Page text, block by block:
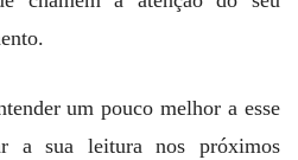
um pouco melhor a esse
a sua leitura nos próximos